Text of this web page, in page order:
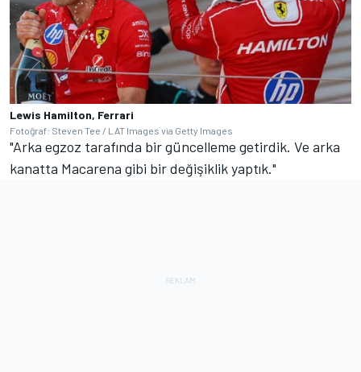
Lewis Hamilton, Ferrari
Fotoğraf: Steven Tee / LAT Images via Getty Images
"Arka egzoz tarafında bir güncelleme getirdik. Ve arka
kanatta Macarena gibi bir değişiklik yaptık."